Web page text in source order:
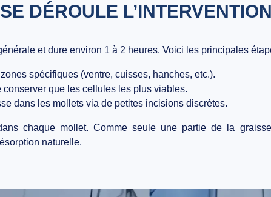
DÉROULE
et dure environ 1 à 2 heures. Voici les principales
spécifiques (ventre, cuisses, hanches, etc.).
conserver que les cellules les plus viables.
dans les mollets via de petites incisions discrètes.
chaque mollet. Comme seule une partie de la
naturelle.